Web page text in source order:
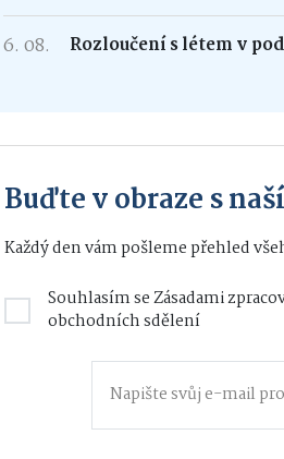
6. 08. Rozloučení s létem v
Buďte v obraze s
Každý den vám pošleme přehled
Souhlasím seZásadami
obchodních sdělení